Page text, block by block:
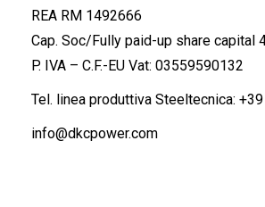
REA RM 1492666
Cap. Soc/Fully paid-up share capital
P. IVA – C.F.-EU Vat: 03559590132
Tel. linea produttiva Steeltecnica:
info@dkcpower.com